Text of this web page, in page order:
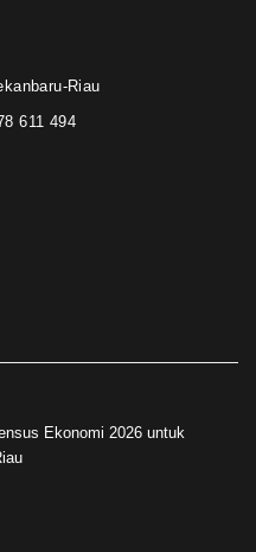
Riau
611 494
Ekonomi 2026 untuk